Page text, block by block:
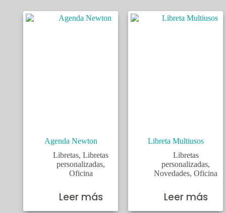
Agenda Newton
Libretas, Libretas
personalizadas,
Oficina
Leer más
Libreta Multiusos
Libretas
personalizadas,
Novedades, Oficina
Leer más